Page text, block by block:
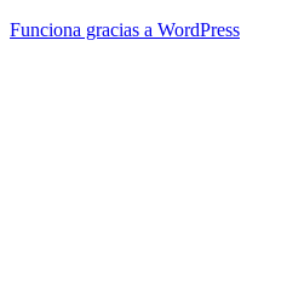
Funciona gracias a WordPress